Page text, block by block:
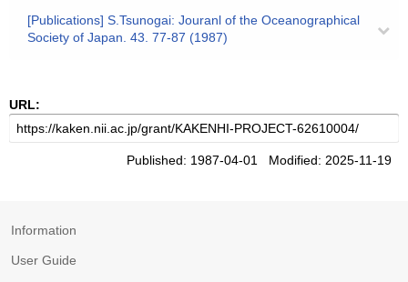
[Publications] S.Tsunogai: Jouranl of the Oceanographical
Society of Japan. 43. 77-87 (1987)
URL:
Published: 1987-04-01 Modified: 2025-11-19
Information
User Guide